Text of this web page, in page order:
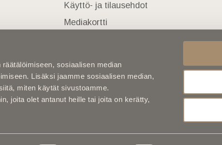
sosiaalisen median
Lisäksi jaamme sosiaalisen median,
miten käytät sivustoamme.
joita olet antanut heille tai joita on kerätty,
Käyttö- ja tilausehdot
Mediakortti